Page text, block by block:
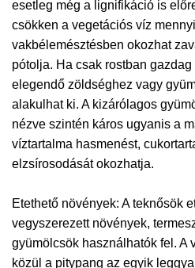
esetleg még a lignifikáció is
csökken a vegetációs víz
vakbélemésztésben okozhat
pótolja. Ha csak rostban
elegendő zöldséghez vagy
alakulhat ki. A kizárólagos
nézve szintén káros ugyanis a
víztartalma hasmenést,
elzsírosodását okozhatja.
Etethető növények: A teknősök
vegyszerezett növények,
gyümölcsök használhatók fel. A
közül a pitypang az egyik